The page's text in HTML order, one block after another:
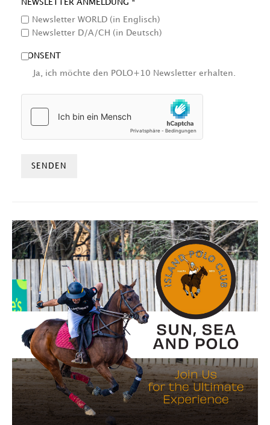
NEWSLETTER ANMELDUNG *
Newsletter WORLD (in Englisch)
Newsletter D/A/CH (in Deutsch)
CONSENT
Ja, ich möchte den POLO+10 Newsletter erhalten.